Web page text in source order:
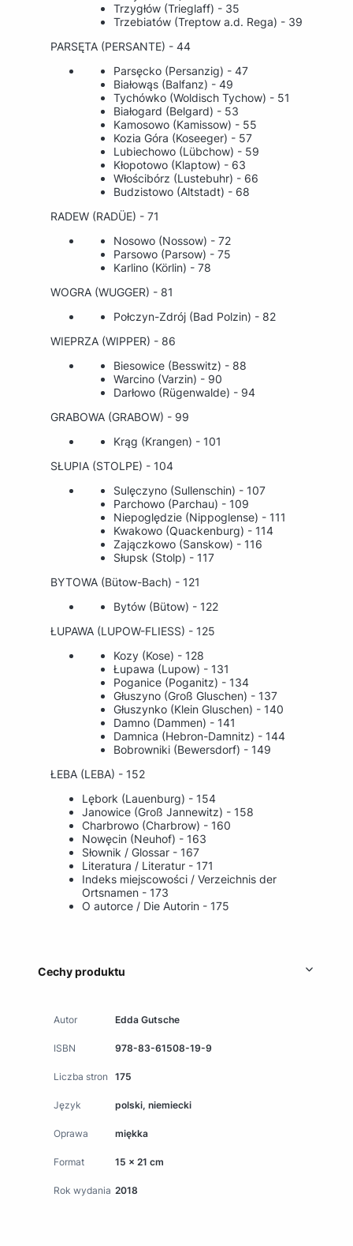
Trzygłów (Trieglaff) - 35
Trzebiatów (Treptow a.d. Rega) - 39
PARSĘTA (PERSANTE) - 44
Parsęcko (Persanzig) - 47
Białowąs (Balfanz) - 49
Tychówko (Woldisch Tychow) - 51
Białogard (Belgard) - 53
Kamosowo (Kamissow) - 55
Kozia Góra (Koseeger) - 57
Lubiechowo (Lübchow) - 59
Kłopotowo (Klaptow) - 63
Włościbórz (Lustebuhr) - 66
Budzistowo (Altstadt) - 68
RADEW (RADÜE) - 71
Nosowo (Nossow) - 72
Parsowo (Parsow) - 75
Karlino (Körlin) - 78
WOGRA (WUGGER) - 81
Połczyn-Zdrój (Bad Polzin) - 82
WIEPRZA (WIPPER) - 86
Biesowice (Besswitz) - 88
Warcino (Varzin) - 90
Darłowo (Rügenwalde) - 94
GRABOWA (GRABOW) - 99
Krąg (Krangen) - 101
SŁUPIA (STOLPE) - 104
Sulęczyno (Sullenschin) - 107
Parchowo (Parchau) - 109
Niepoględzie (Nippoglense) - 111
Kwakowo (Quackenburg) - 114
Zajączkowo (Sanskow) - 116
Słupsk (Stolp) - 117
BYTOWA (Bütow-Bach) - 121
Bytów (Bütow) - 122
ŁUPAWA (LUPOW-FLIESS) - 125
Kozy (Kose) - 128
Łupawa (Lupow) - 131
Poganice (Poganitz) - 134
Głuszyno (Groß Gluschen) - 137
Głuszynko (Klein Gluschen) - 140
Damno (Dammen) - 141
Damnica (Hebron-Damnitz) - 144
Bobrowniki (Bewersdorf) - 149
ŁEBA (LEBA) - 152
Lębork (Lauenburg) - 154
Janowice (Groß Jannewitz) - 158
Charbrowo (Charbrow) - 160
Nowęcin (Neuhof) - 163
Słownik / Glossar - 167
Literatura / Literatur - 171
Indeks miejscowości / Verzeichnis der
Ortsnamen - 173
O autorce / Die Autorin - 175
Cechy produktu
Autor Edda Gutsche
ISBN 978-83-61508-19-9
Liczba stron 175
Język polski, niemiecki
Oprawa miękka
Format 15 x 21 cm
Rok wydania 2018